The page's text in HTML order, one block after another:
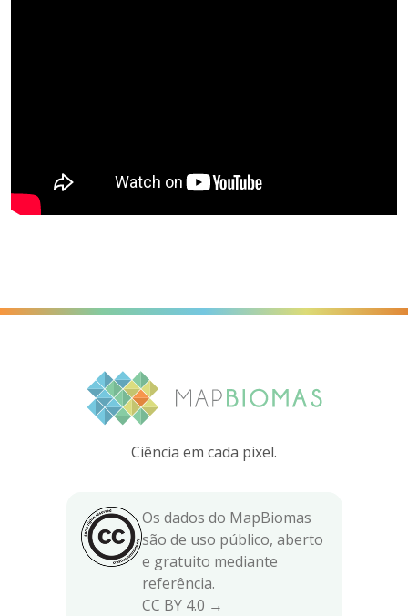
Ciência em cada pixel.
Os dados do MapBiomas
são de uso público, aberto
e gratuito mediante
referência.
CC BY 4.0 →